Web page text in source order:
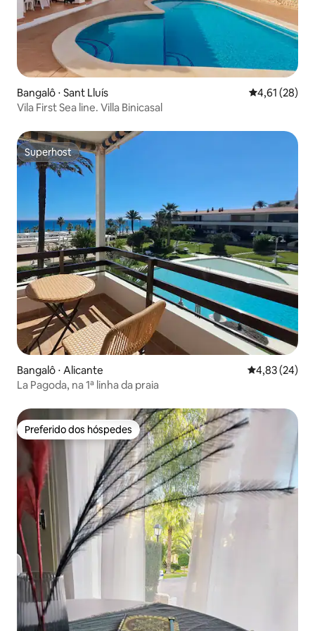
Bangalô ⋅ Sant Lluís 4,61 de uma
4,61 (28)
Vila First Sea line. Villa Binicasal
Superhost
Superhost
Bangalô ⋅ Alicante 4,83 de uma
4,83 (24)
La Pagoda, na 1ª linha da praia
Preferido dos hóspedes
Preferido dos hóspedes